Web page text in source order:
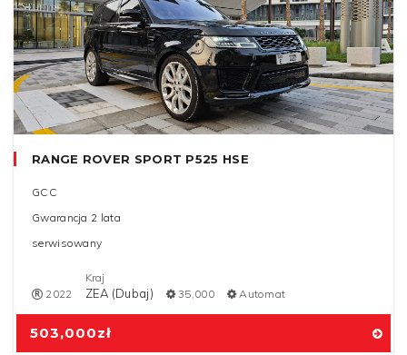
503,000zł
RANGE ROVER SPORT P525 HSE
GCC
Gwarancja 2 lata
serwisowany
2022
Kraj
ZEA (Dubaj) 35,000 Automat